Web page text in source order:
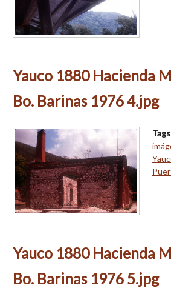
Yauco 1880 Hacienda
Bo. Barinas 1976 4.jpg
Yauco 1880 Hacienda
Bo. Barinas 1976 5.jpg